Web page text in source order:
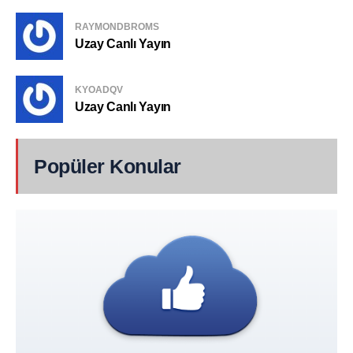
RAYMONDBROMS
Uzay Canlı Yayın
KYOADQV
Uzay Canlı Yayın
Popüler Konular